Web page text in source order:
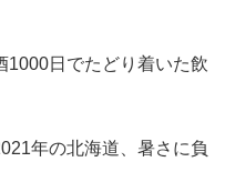
1000日でたどり着いた飲
年の北海道、暑さに負